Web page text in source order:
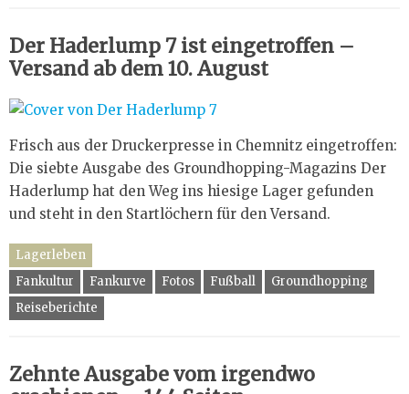
Der Haderlump 7 ist eingetroffen –
Versand ab dem 10. August
Frisch aus der Druckerpresse in Chemnitz eingetroffen:
Die siebte Ausgabe des Groundhopping-Magazins Der
Haderlump hat den Weg ins hiesige Lager gefunden
und steht in den Startlöchern für den Versand.
Lagerleben
Fankultur
Fankurve Fotos Fußball
Groundhopping
Reiseberichte
Zehnte Ausgabe vom irgendwo